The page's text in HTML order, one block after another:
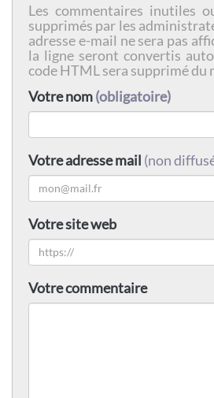
Les commentaires inutiles
supprimés par les
adresse e-mail ne sera pas
la ligne seront convertis
code HTML sera supprimé du
Votre nom(obligatoire)
Votre adresse mail (non
Votre site web
Votre commentaire